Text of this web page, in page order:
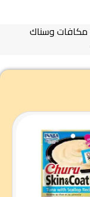
مكافات وسناك